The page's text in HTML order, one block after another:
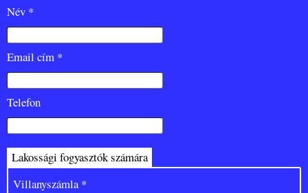
Név *
Email cím *
Telefon
Lakossági fogyasztók számára
Villanyszámla *